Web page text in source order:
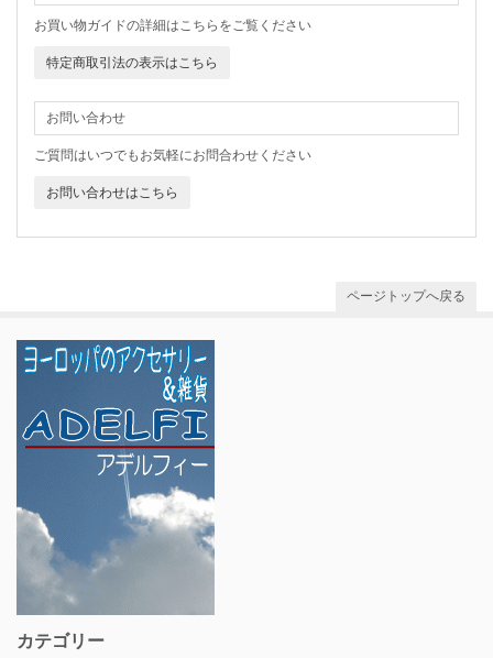
お買い物ガイドの詳細はこちらをご覧ください
特定商取引法の表示はこちら
お問い合わせ
ご質問はいつでもお気軽にお問合わせください
お問い合わせはこちら
ページトップへ戻る
カテゴリー